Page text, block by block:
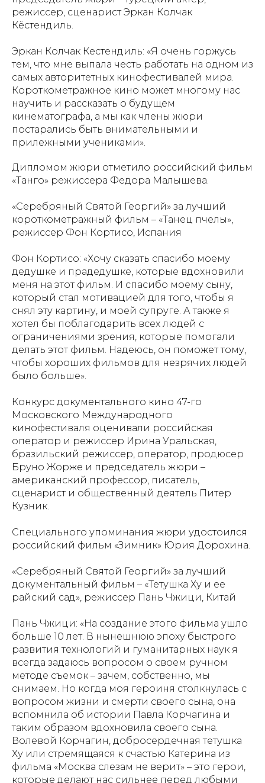
режиссер, сценарист Эркан Колчак
Кёстендиль.
Эркан Колчак Кестендиль: «Я очень горжусь
тем, что мне выпала честь работать на одном из
самых авторитетных кинофестивалей мира.
Короткометражное кино может многому нас
научить и рассказать о будущем
кинематографа, а мы как члены жюри
постарались быть внимательными и
прилежными учениками».
Дипломом жюри отметило российский фильм
«Танго» режиссера Федора Малышева.
«Серебряный Святой Георгий» за лучший
короткометражный фильм – «Танец пчелы»,
режиссер Фон Кортисо, Испания
Фон Кортисо: «Хочу сказать спасибо моему
дедушке и прадедушке, которые вдохновили
меня на этот фильм. И спасибо моему сыну,
который стал мотивацией для того, чтобы я
снял эту картину, и моей супруге. А также я
хотел бы поблагодарить всех людей с
ограничениями зрения, которые помогали
делать этот фильм. Надеюсь, он поможет тому,
чтобы хороших фильмов для незрячих людей
было больше».
Конкурс документального кино 47-го
Московского Международного
кинофестиваля оценивали российская
оператор и режиссер Ирина Уральская,
бразильский режиссер, оператор, продюсер
Бруно Жорже и председатель жюри –
американский профессор, писатель,
сценарист и общественный деятель Питер
Кузник.
Специального упоминания жюри удостоился
российский фильм «Зимник» Юрия Дорохина.
«Серебряный Святой Георгий» за лучший
документальный фильм – «Тетушка Ху и ее
райский сад», режиссер Пань Чжици, Китай
Пань Чжици: «На создание этого фильма ушло
больше 10 лет. В нынешнюю эпоху быстрого
развития технологий и гуманитарных наук я
всегда задаюсь вопросом о своем ручном
методе съемок – зачем, собственно, мы
снимаем. Но когда моя героиня столкнулась с
вопросом жизни и смерти своего сына, она
вспомнила об истории Павла Корчагина и
таким образом вдохновила своего сына.
Волевой Корчагин, добросердечная тетушка
Ху или стремящаяся к счастью Катерина из
фильма «Москва слезам не верит» – это герои,
которые делают нас сильнее перед любыми